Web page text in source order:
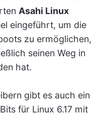
Asahi Linux
eingeführt, um die
zu ermöglichen,
seinen Weg in
hat.
gibt es auch ein
für Linux 6.17 mit